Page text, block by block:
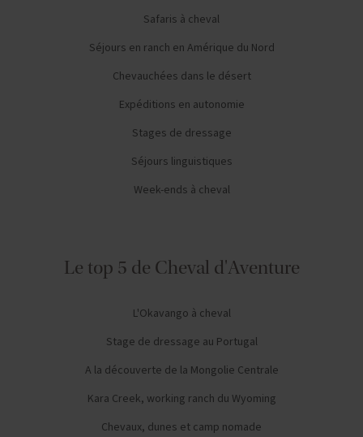
Safaris à cheval
Séjours en ranch en Amérique du Nord
Chevauchées dans le désert
Expéditions en autonomie
Stages de dressage
Séjours linguistiques
Week-ends à cheval
Le top 5 de Cheval d'Aventure
L'Okavango à cheval
Stage de dressage au Portugal
A la découverte de la Mongolie Centrale
Kara Creek, working ranch du Wyoming
Chevaux, dunes et camp nomade